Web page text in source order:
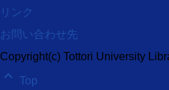
リンク
お問い合わせ先
Copyright(c) Tottori University
keyboard_arrow_up Top